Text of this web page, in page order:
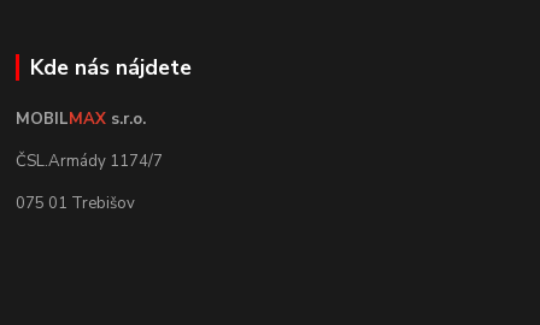
Kde nás nájdete
MOBILMAX s.r.o.
ČSL.Armády 1174/7
075 01 Trebišov